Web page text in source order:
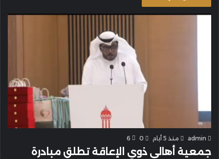
admin منذ 5 أيام 0
6
جمعية أهالي ذوي الإعاقة تطلق مبادرة